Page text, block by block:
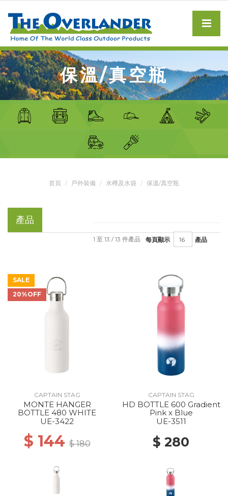
保溫/真空瓶
首頁 戶外裝備 水樽及水袋 保溫/真空瓶
產品
每頁顯示 產品
1 至 13 / 13 件產品
SALE
20%OFF
CAPTAIN STAG
MONTE HANGER
BOTTLE 480 WHITE
UE-3422
$ 144$ 180
CAPTAIN STAG
HD BOTTLE 600 Gradient
Pink x Blue
UE-3511
$ 280